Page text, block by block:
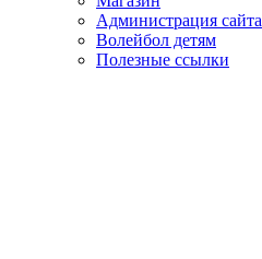
Администрация сайта
Волейбол детям
Полезные ссылки